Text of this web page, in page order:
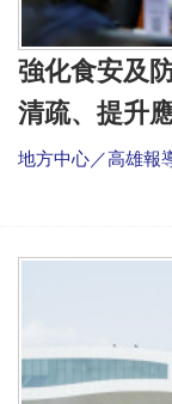
強化食安及
清疏、提升
地方中心／高雄報